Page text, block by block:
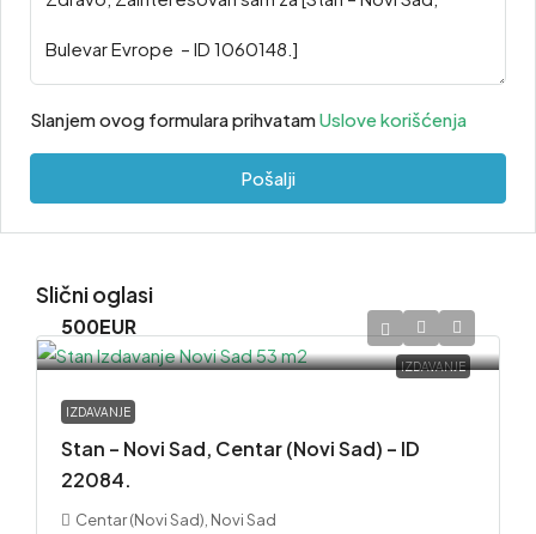
Slanjem ovog formulara prihvatamUslove korišćenja
Pošalji
Slični oglasi
IZDAVANJE
500EUR
IZDAVANJE
Stan – Novi Sad, Centar (Novi Sad) – ID
22084.
Centar (Novi Sad), Novi Sad